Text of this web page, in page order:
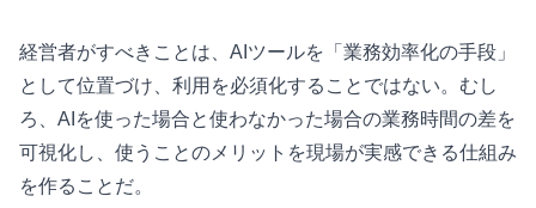
経営者がすべきことは、AIツールを「業務効率化の手段」
として位置づけ、利用を必須化することではない。むし
ろ、AIを使った場合と使わなかった場合の業務時間の差を
可視化し、使うことのメリットを現場が実感できる仕組み
を作ることだ。